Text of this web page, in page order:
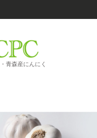
青森産にんにく